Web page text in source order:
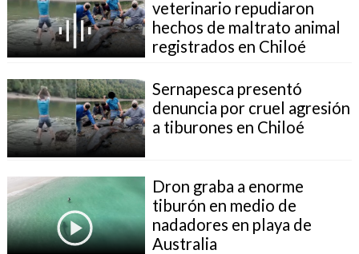
veterinario repudiaron
hechos de maltrato animal
registrados en Chiloé
Sernapesca presentó
denuncia por cruel agresión
a tiburones en Chiloé
Dron graba a enorme
tiburón en medio de
nadadores en playa de
Australia